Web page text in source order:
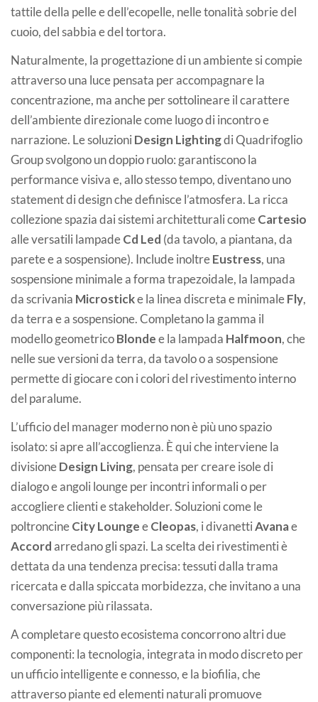
tattile della pelle e dell’ecopelle, nelle tonalità sobrie del
cuoio, del sabbia e del tortora.
Naturalmente, la progettazione di un ambiente si compie
attraverso una luce pensata per accompagnare la
concentrazione, ma anche per sottolineare il carattere
dell’ambiente direzionale come luogo di incontro e
narrazione. Le soluzioni Design Lightingdi Quadrifoglio
Group svolgono un doppio ruolo: garantiscono la
performance visiva e, allo stesso tempo, diventano uno
statement di design che definisce l’atmosfera. La ricca
collezione spazia dai sistemi architetturali comeCartesio
alle versatili lampadeCd Led (da tavolo, a piantana, da
parete e a sospensione). Include inoltreEustress, una
sospensione minimale a forma trapezoidale, la lampada
da scrivania Microsticke la linea discreta e minimaleFly,
da terra e a sospensione. Completano la gamma il
modello geometricoBlondee la lampada Halfmoon, che
nelle sue versioni da terra, da tavolo o a sospensione
permette di giocare con i colori del rivestimento interno
del paralume.
L’ufficio del manager moderno non è più uno spazio
isolato: si apre all’accoglienza. È qui che interviene la
divisioneDesign Living, pensata per creare isole di
dialogo e angoli lounge per incontri informali o per
accogliere clienti e stakeholder. Soluzioni come le
poltroncineCity LoungeeCleopas, i divanettiAvanae
Accordarredano gli spazi. La scelta dei rivestimenti è
dettata da una tendenza precisa: tessuti dalla trama
ricercata e dalla spiccata morbidezza, che invitano a una
conversazione più rilassata.
A completare questo ecosistema concorrono altri due
componenti: la tecnologia, integrata in modo discreto per
un ufficio intelligente e connesso, e la biofilia, che
attraverso piante ed elementi naturali promuove